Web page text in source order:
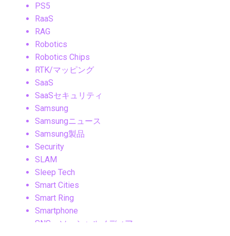
PS5
RaaS
RAG
Robotics
Robotics Chips
RTK/マッピング
SaaS
SaaSセキュリティ
Samsung
Samsungニュース
Samsung製品
Security
SLAM
Sleep Tech
Smart Cities
Smart Ring
Smartphone
SNS・ソーシャルメディア